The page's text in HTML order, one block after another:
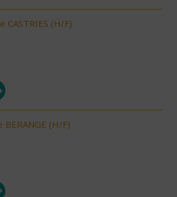
CASTRIES (H/F)
BERANGE (H/F)